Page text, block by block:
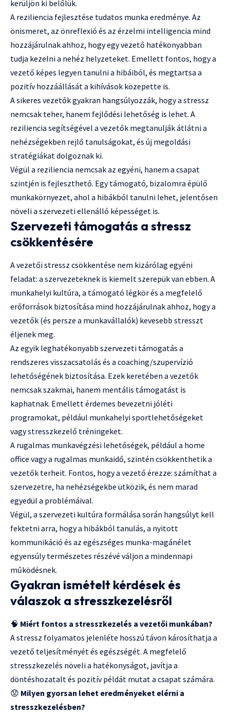
kerüljön ki belőlük.
A reziliencia fejlesztése tudatos munka eredménye. Az
önismeret, az önreflexió és az érzelmi intelligencia mind
hozzájárulnak ahhoz, hogy egy vezető hatékonyabban
tudja kezelni a nehéz helyzeteket. Emellett fontos, hogy a
vezető képes legyen tanulni a hibáiból, és megtartsa a
pozitív hozzáállását a kihívások közepette is.
A sikeres vezetők gyakran hangsúlyozzák, hogy a stressz
nemcsak teher, hanem fejlődési lehetőség is lehet. A
reziliencia segítségével a vezetők megtanulják átlátni a
nehézségekben rejlő tanulságokat, és új megoldási
stratégiákat dolgoznak ki.
Végül a reziliencia nemcsak az egyéni, hanem a csapat
szintjén is fejleszthető. Egy támogató, bizalomra épülő
munkakörnyezet, ahol a hibákból tanulni lehet, jelentősen
növeli a szervezeti ellenálló képességet is.
Szervezeti támogatás a stressz
csökkentésére
A vezetői stressz csökkentése nem kizárólag egyéni
feladat: a szervezeteknek is kiemelt szerepük van ebben. A
munkahelyi kultúra, a támogató légkör és a megfelelő
erőforrások biztosítása mind hozzájárulnak ahhoz, hogy a
vezetők (és persze a munkavállalók) kevesebb stresszt
éljenek meg.
Az egyik leghatékonyabb szervezeti támogatás a
rendszeres visszacsatolás és a coaching/szupervízió
lehetőségének biztosítása. Ezek keretében a vezetők
nemcsak szakmai, hanem mentális támogatást is
kaphatnak. Emellett érdemes bevezetni jóléti
programokat, például munkahelyi sportlehetőségeket
vagy stresszkezelő tréningeket.
A rugalmas munkavégzési lehetőségek, például a home
office vagy a rugalmas munkaidő, szintén csökkenthetik a
vezetők terheit. Fontos, hogy a vezető érezze: számíthat a
szervezetre, ha nehézségekbe ütközik, és nem marad
egyedül a problémáival.
Végül, a szervezeti kultúra formálása során hangsúlyt kell
fektetni arra, hogy a hibákból tanulás, a nyitott
kommunikáció és az egészséges munka-magánélet
egyensúly természetes részévé váljon a mindennapi
működésnek.
Gyakran ismételt kérdések és
válaszok a stresszkezelésről
🧠 Miért fontos a stresszkezelés a vezetői munkában?
A stressz folyamatos jelenléte hosszú távon károsíthatja a
vezető teljesítményét és egészségét. A megfelelő
stresszkezelés növeli a hatékonyságot, javítja a
döntéshozatalt és pozitív példát mutat a csapat számára.
😟 Milyen gyorsan lehet eredményeket elérni a
stresszkezelésben?